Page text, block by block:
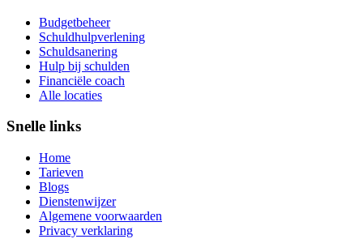
Budgetbeheer
Schuldhulpverlening
Schuldsanering
Hulp bij schulden
Financiële coach
Alle locaties
Snelle links
Home
Tarieven
Blogs
Dienstenwijzer
Algemene voorwaarden
Privacy verklaring